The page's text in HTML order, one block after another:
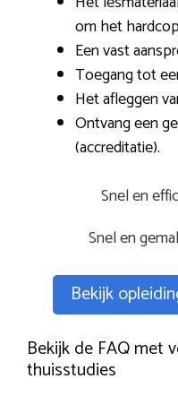
om het
Een vast
Toegang tot
Het afleggen
Ontvang een
(accreditatie).
Snel en
Snel en
Bekijk
Bekijk de FAQ met
thuisstudies